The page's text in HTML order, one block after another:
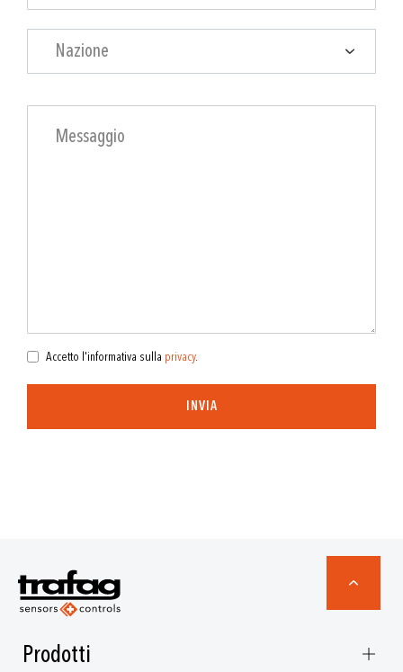
Nazione
Accetto l'informativa sulla privacy.
INVIA
Prodotti